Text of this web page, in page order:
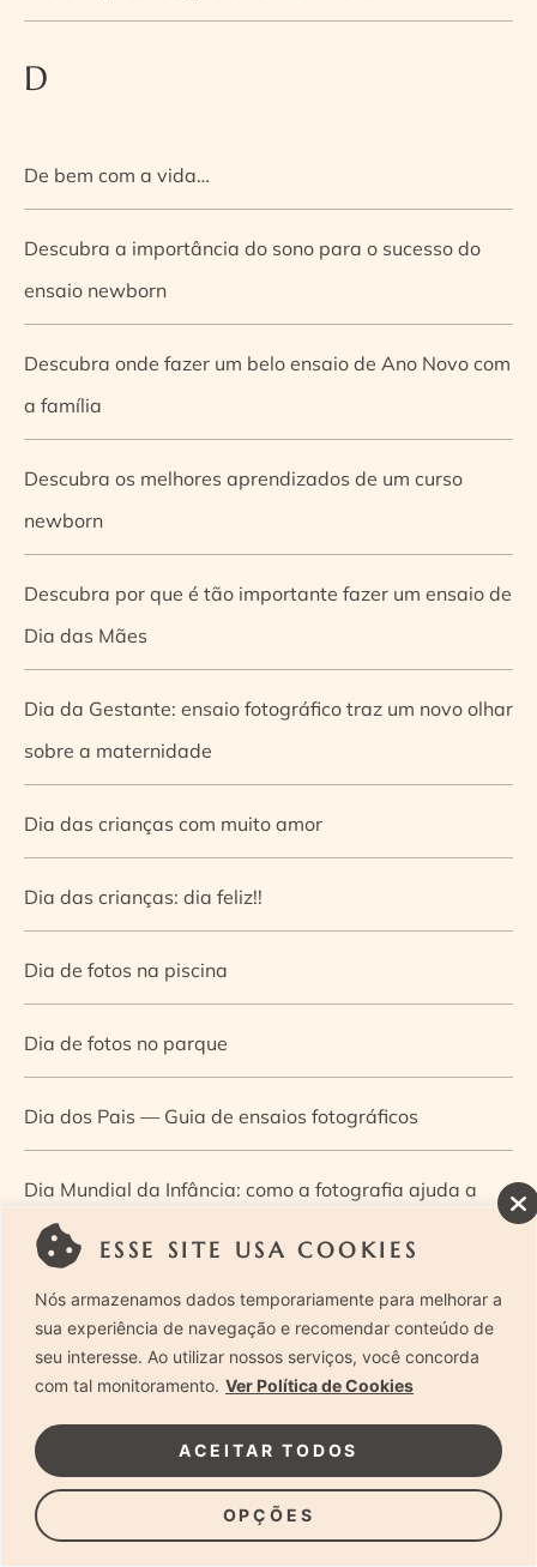
ESSE SITE USA COOKIES
Nós armazenamos dados temporariamente para melhorar a
sua experiência de navegação e recomendar conteúdo de
seu interesse. Ao utilizar nossos serviços, você concorda
com tal monitoramento. Ver Política de Cookies
OPÇÕES
ACEITAR TODOS
D
De bem com a vida…
Descubra a importância do sono para o sucesso do
ensaio newborn
Descubra onde fazer um belo ensaio de Ano Novo com
a família
Descubra os melhores aprendizados de um curso
newborn
Descubra por que é tão importante fazer um ensaio de
Dia das Mães
Dia da Gestante: ensaio fotográfico traz um novo olhar
sobre a maternidade
Dia das crianças com muito amor
Dia das crianças: dia feliz!!
Dia de fotos na piscina
Dia de fotos no parque
Dia dos Pais — Guia de ensaios fotográficos
Dia Mundial da Infância: como a fotografia ajuda a
construir a memória e a identidade da criança
Diário de uma grávida e sua pequena
Dica de especialista: como otimizar o fluxo de trabalho
no ensaio newborn?
Dica de especialista: qual o melhor guia de poses para
fotografia newborn?